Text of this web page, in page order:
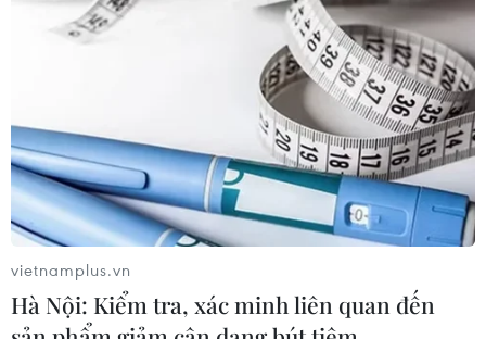
vietnamplus.vn
Hà Nội: Kiểm tra, xác minh liên quan đến